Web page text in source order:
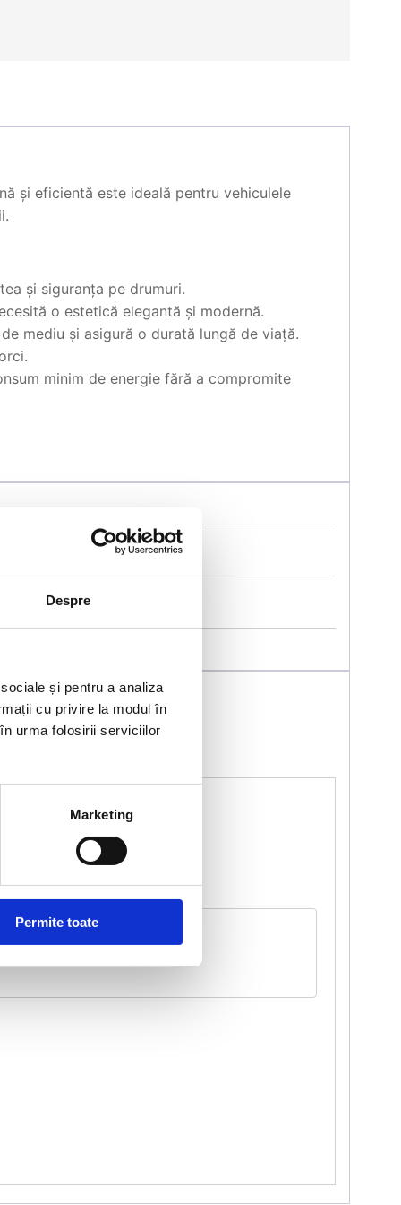
Despre
și pentru a analiza
cu privire la modul în
urma folosirii serviciilor
Marketing
Permite toate
și eficientă este ideală pentru vehiculele
și siguranța pe drumuri.
o estetică elegantă și modernă.
mediu și asigură o durată lungă de viață.
minim de energie fără a compromite